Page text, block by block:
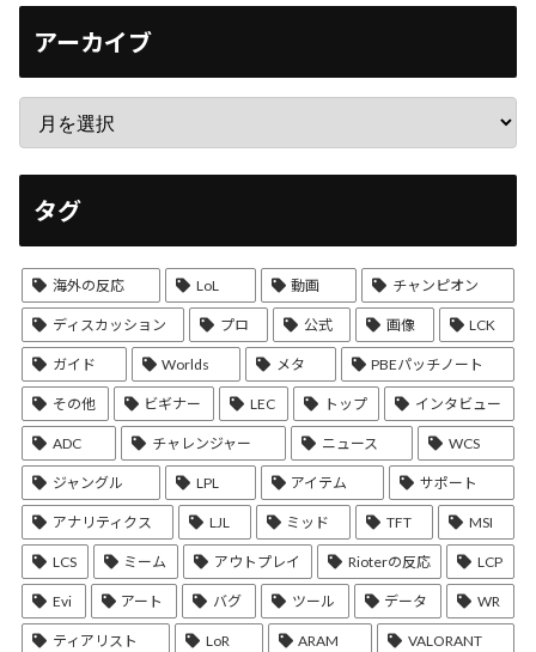
アーカイブ
タグ
海外の反応 LoL 動画 チャンピオン
ディスカッション プロ 公式 画像 LCK
ガイド Worlds メタ PBEパッチノート
その他 ビギナー LEC トップ インタビュー
ADC チャレンジャー ニュース WCS
ジャングル LPL アイテム サポート
アナリティクス LJL ミッド TFT MSI
LCS ミーム アウトプレイ Rioterの反応 LCP
Evi アート バグ ツール データ WR
ティアリスト LoR ARAM VALORANT